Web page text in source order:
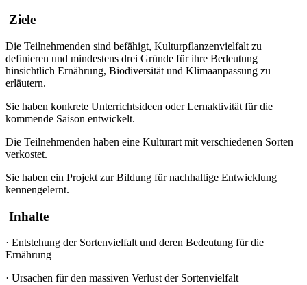
Ziele
Die Teilnehmenden sind befähigt, Kulturpflanzenvielfalt zu
definieren und mindestens drei Gründe für ihre Bedeutung
hinsichtlich Ernährung, Biodiversität und Klimaanpassung zu
erläutern.
Sie haben konkrete Unterrichtsideen oder Lernaktivität für die
kommende Saison entwickelt.
Die Teilnehmenden haben eine Kulturart mit verschiedenen Sorten
verkostet.
Sie haben ein Projekt zur Bildung für nachhaltige Entwicklung
kennengelernt.
Inhalte
· Entstehung der Sortenvielfalt und deren Bedeutung für die
Ernährung
· Ursachen für den massiven Verlust der Sortenvielfalt